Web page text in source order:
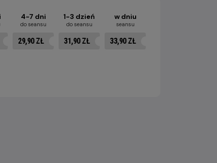
4-7 dni
do seansu
1-3 dzień
do seansu
w dniu
seansu
29,90 ZŁ 31,90 ZŁ 33,90 ZŁ